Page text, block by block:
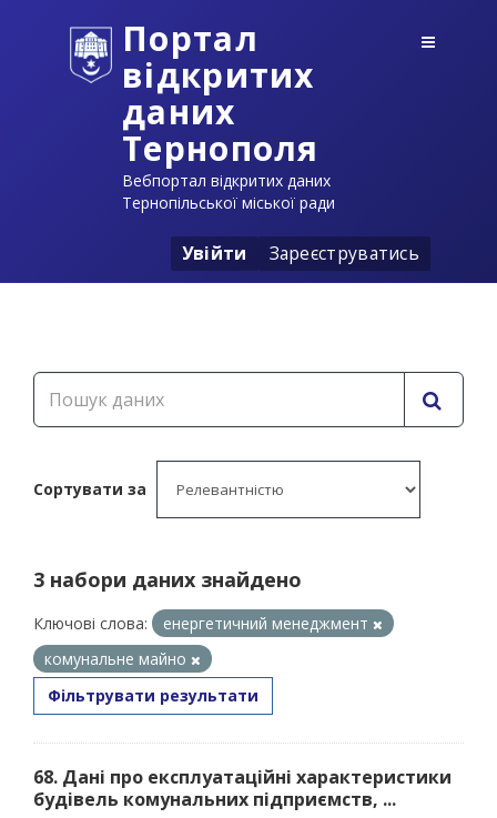
Портал
відкритих
даних
Тернополя
Вебпортал відкритих даних
Тернопільської міської ради
Увійти Зареєструватись
Сортувати за
3 набори даних знайдено
Ключові слова:
енергетичний менеджмент
комунальне майно
Фільтрувати результати
68. Дані про експлуатаційні характеристики
будівель комунальних підприємств, ...